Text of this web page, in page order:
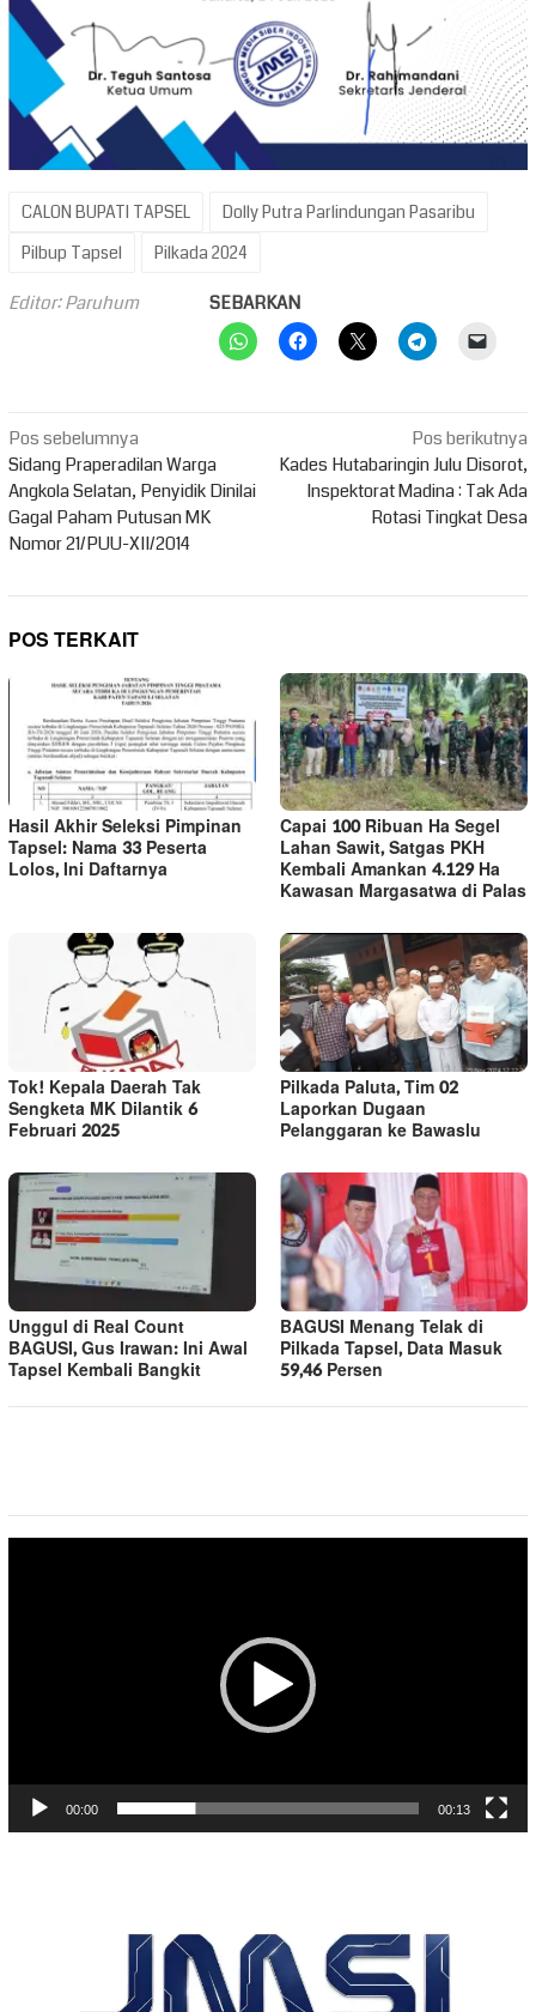
CALON BUPATI TAPSEL
Dolly Putra Parlindungan Pasaribu
Pilbup Tapsel
Pilkada 2024
Editor: Paruhum SEBARKAN
Navigasi
pos
Pos sebelumnya
Sidang Praperadilan Warga
Angkola Selatan, Penyidik Dinilai
Gagal Paham Putusan MK
Nomor 21/PUU-XII/2014
Pos berikutnya
Kades Hutabaringin Julu Disorot,
Inspektorat Madina : Tak Ada
Rotasi Tingkat Desa
POS TERKAIT
Hasil Akhir Seleksi Pimpinan
Tapsel: Nama 33 Peserta
Lolos, Ini Daftarnya
Capai 100 Ribuan Ha Segel
Lahan Sawit, Satgas PKH
Kembali Amankan 4.129 Ha
Kawasan Margasatwa di Palas
Tok! Kepala Daerah Tak
Sengketa MK Dilantik 6
Februari 2025
Pilkada Paluta, Tim 02
Laporkan Dugaan
Pelanggaran ke Bawaslu
Unggul di Real Count
BAGUSI, Gus Irawan: Ini Awal
Tapsel Kembali Bangkit
BAGUSI Menang Telak di
Pilkada Tapsel, Data Masuk
59,46 Persen
00:00 00:13